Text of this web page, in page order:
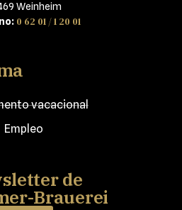
Weinheim
0 62 01 / 1 20 01
vacacional
Empleo
de
Brauerei